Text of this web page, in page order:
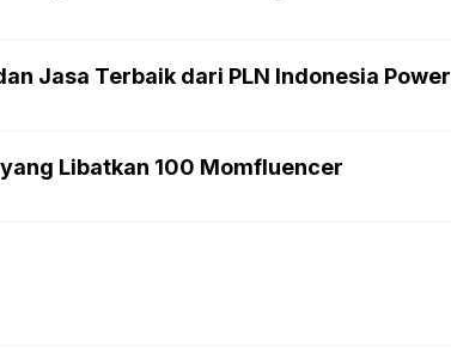
Jasa Terbaik dari PLN Indonesia Power
Libatkan 100 Momfluencer